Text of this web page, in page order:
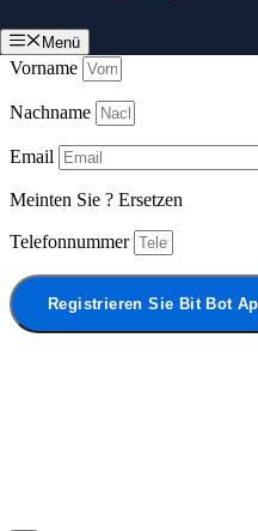
Menü
Vorname
Nachname
Email
Meinten Sie ? Ersetzen
Telefonnummer
Registrieren Sie Bit Bot